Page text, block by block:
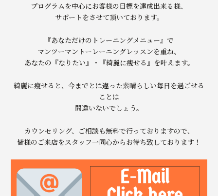
プログラムを中心にお客様の目標を達成出来る様、
サポートをさせて頂いております。
『あなただけのトレーニングメニュー』で
マンツーマントーレーニングレッスンを重ね、
あなたの『なりたい』・『綺麗に痩せる』を叶えます。
綺麗に痩せると、今までとは違った素晴らしい毎日を過ごせる
ことは
間違いないでしょう。
カウンセリング、ご相談も無料で行っておりますので、
皆様のご来店をスタッフ一同心からお待ち致しております！